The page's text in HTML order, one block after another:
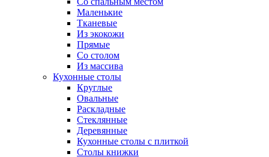
Маленькие
Тканевые
Из экокожи
Прямые
Со столом
Из массива
Кухонные столы
Круглые
Овальные
Раскладные
Стеклянные
Деревянные
Кухонные столы с плиткой
Столы книжки